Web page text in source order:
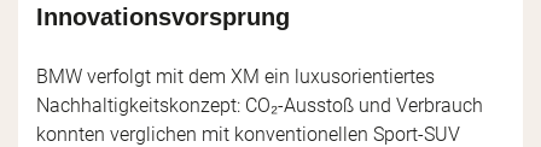
Innovationsvorsprung
BMW verfolgt mit dem XM ein luxusorientiertes
Nachhaltigkeitskonzept: CO₂-Ausstoß und Verbrauch
konnten verglichen mit konventionellen Sport-SUV